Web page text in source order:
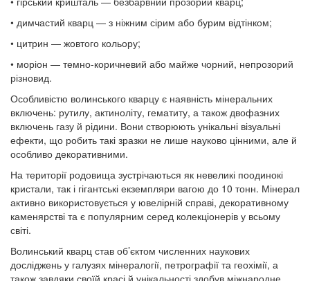
• димчастий кварц — з ніжним сірим або бурим відтінком;
• цитрин — жовтого кольору;
• моріон — темно-коричневий або майже чорний, непрозорий
різновид.
Особливістю волинського кварцу є наявність мінеральних
включень: рутилу, актиноліту, гематиту, а також двофазних
включень газу й рідини. Вони створюють унікальні візуальні
ефекти, що робить такі зразки не лише науково цінними, але й
особливо декоративними.
На території родовища зустрічаються як невеликі поодинокі
кристали, так і гігантські екземпляри вагою до 10 тонн. Мінерал
активно використовується у ювелірній справі, декоративному
каменярстві та є популярним серед колекціонерів у всьому
світі.
Волинський кварц став об’єктом численних наукових
досліджень у галузях мінералогії, петрографії та геохімії, а
також завдяки своїй красі й унікальності здобув міжнародне